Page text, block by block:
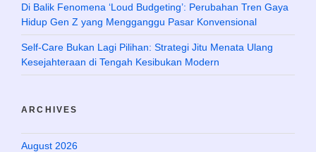
Di Balik Fenomena ‘Loud Budgeting’: Perubahan Tren Gaya
Hidup Gen Z yang Mengganggu Pasar Konvensional
Self-Care Bukan Lagi Pilihan: Strategi Jitu Menata Ulang
Kesejahteraan di Tengah Kesibukan Modern
ARCHIVES
August 2026